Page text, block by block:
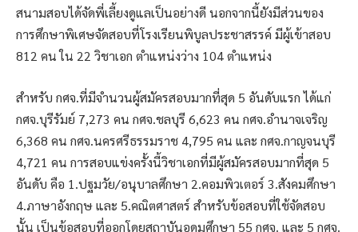
สนามสอบได้จัดพี่เลี้ยงดูแลเป็นอย่างดี นอกจากนี้ยังมีส่วนของ
การศึกษาพิเศษจัดสอบที่โรงเรียนพิบูลประชาสรรค์ มีผู้เข้าสอบ
812 คน ใน 22 วิชาเอก ตำแหน่งว่าง 104 ตำแหน่ง
สำหรับ กศจ.ที่มีจำนวนผู้สมัครสอบมากที่สุด 5 อันดับแรก ได้แก่
กศจ.บุรีรัมย์ 7,273 คน กศจ.ชลบุรี 6,623 คน กศจ.อำนาจเจริญ
6,368 คน กศจ.นครศรีธรรมราช 4,795 คน และ กศจ.กาญจนบุรี
4,721 คน การสอบแข่งครั้งนี้วิชาเอกที่มีผู้สมัครสอบมากที่สุด 5
อันดับ คือ 1.ปฐมวัย/อนุบาลศึกษา 2.คอมพิวเตอร์ 3.สังคมศึกษา
4.ภาษาอังกฤษ และ 5.คณิตศาสตร์ สำหรับข้อสอบที่ใช้จัดสอบ
นั้น เป็นข้อสอบที่ออกโดยสถาบันอุดมศึกษา 55 กศจ. และ 5 กศจ.